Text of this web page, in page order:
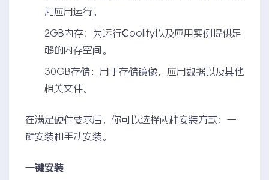
和应用运行。
2GB内存：为运行Coolify以及应用实例提供足
够的内存空间。
30GB存储：用于存储镜像、应用数据以及其他
相关文件。
在满足硬件要求后，你可以选择两种安装方式：一
键安装和手动安装。
一键安装